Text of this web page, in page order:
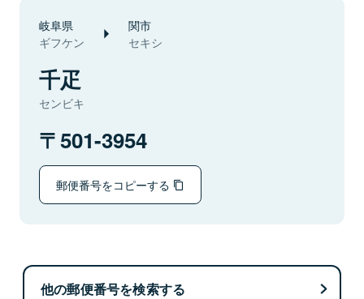
岐阜県
ギフケン
関市
セキシ
千疋
センビキ
501-3954
郵便番号をコピーする
他の郵便番号を検索する